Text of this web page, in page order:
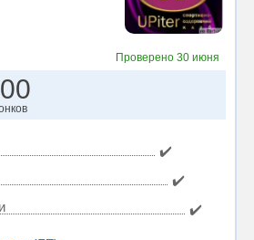
Проверено 30 июня
✔️
✔️
✔️